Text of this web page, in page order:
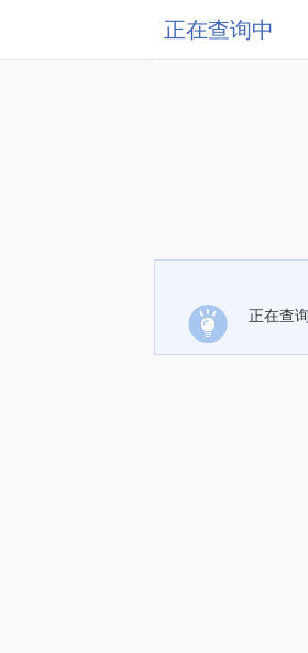
正在查询中
正在查